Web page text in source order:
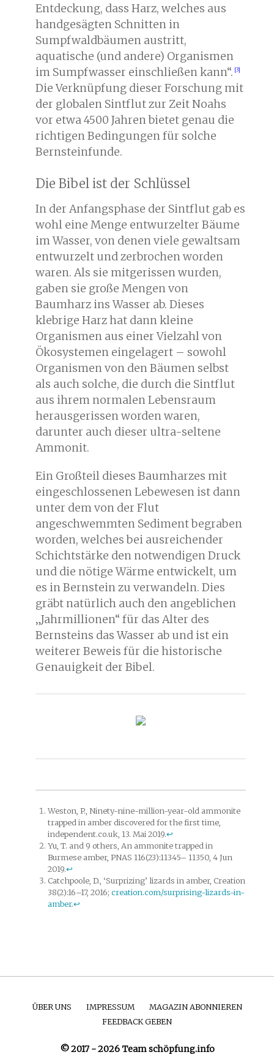
Entdeckung, dass Harz, welches aus
handgesägten Schnitten in
Sumpfwaldbäumen austritt,
aquatische (und andere) Organismen
im Sumpfwasser einschließen kann“.
Die Verknüpfung dieser Forschung mit
der globalen Sintflut zur Zeit Noahs
vor etwa 4500 Jahren bietet genau die
richtigen Bedingungen für solche
Bernsteinfunde.
Die Bibel ist der Schlüssel
In der Anfangsphase der Sintflut gab es
wohl eine Menge entwurzelter Bäume
im Wasser, von denen viele gewaltsam
entwurzelt und zerbrochen worden
waren. Als sie mitgerissen wurden,
gaben sie große Mengen von
Baumharz ins Wasser ab. Dieses
klebrige Harz hat dann kleine
Organismen aus einer Vielzahl von
Ökosystemen eingelagert – sowohl
Organismen von den Bäumen selbst
als auch solche, die durch die Sintflut
aus ihrem normalen Lebensraum
herausgerissen worden waren,
darunter auch dieser ultra-seltene
Ammonit.
Ein Großteil dieses Baumharzes mit
eingeschlossenen Lebewesen ist dann
unter dem von der Flut
angeschwemmten Sediment begraben
worden, welches bei ausreichender
Schichtstärke den notwendigen Druck
und die nötige Wärme entwickelt, um
es in Bernstein zu verwandeln. Dies
gräbt natürlich auch den angeblichen
„Jahrmillionen“ für das Alter des
Bernsteins das Wasser ab und ist ein
weiterer Beweis für die historische
Genauigkeit der Bibel.
Weston, P., Ninety-nine-million-year-old ammonite
trapped in amber discovered for the first time,
independent.co.uk, 13. Mai 2019.↩
Yu, T. and 9 others, An ammonite trapped in
Burmese amber, PNAS 116(23):11345– 11350, 4 Jun
2019.↩
Catchpoole, D., ‘Surprizing’ lizards in amber, Creation
38(2):16–17, 2016; creation.com/surprising-lizards-in-
amber.↩
ÜBER UNS IMPRESSUM
MAGAZIN ABONNIEREN
FEEDBACK GEBEN
© 2017 - 2026 Team schöpfung.info